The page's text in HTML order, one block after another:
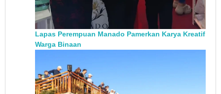
Lapas Perempuan Manado Pamerkan Karya Kreatif
Warga Binaan